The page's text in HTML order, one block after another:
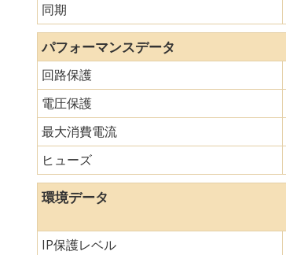
同期
パフォーマンスデータ
回路保護
電圧保護
最大消費電流
ヒューズ
環境データ
IP保護レベル